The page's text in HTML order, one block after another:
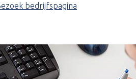
bedrijfspagina